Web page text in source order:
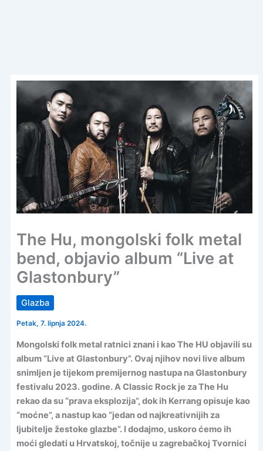
The Hu, mongolski folk metal
bend, objavio album “Live at
Glastonbury”
Glazba
Petak, 7. lipnja 2024.
Mongolski folk metal ratnici znani i kao The HU objavili su
album “Live at Glastonbury”. Ovaj njihov novi live album
snimljen je tijekom premijernog nastupa na Glastonbury
festivalu 2023. godine. A Classic Rock je za The Hu
rekao da su “prava eksplozija”, dok ih Kerrang opisuje kao
“moćne”, a nastup kao “jedan od najkreativnijih za
ljubitelje žestoke glazbe”. I dodajmo, uskoro ćemo ih
moći gledati u Hrvatskoj, točnije u zagrebačkoj Tvornici